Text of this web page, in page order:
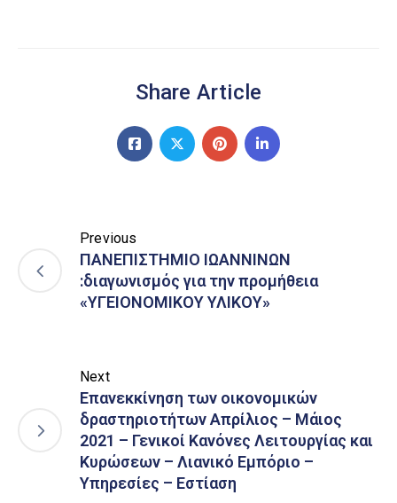
Share Article
Previous
ΠΑΝΕΠΙΣΤΗΜΙΟ ΙΩΑΝΝΙΝΩΝ
:διαγωνισμός για την προμήθεια
«ΥΓΕΙΟΝΟΜΙΚΟΥ ΥΛΙΚΟΥ»
Next
Επανεκκίνηση των οικονομικών
δραστηριοτήτων Απρίλιος – Μάιος
2021 – Γενικοί Κανόνες Λειτουργίας και
Κυρώσεων – Λιανικό Εμπόριο –
Υπηρεσίες – Εστίαση